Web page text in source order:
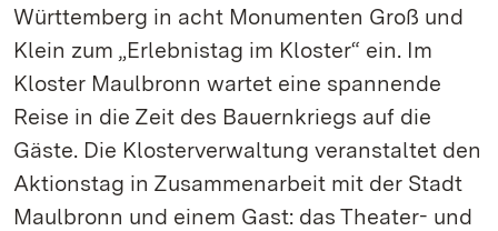
Württemberg in acht Monumenten Groß und
Klein zum „Erlebnistag im Kloster“ ein. Im
Kloster Maulbronn wartet eine spannende
Reise in die Zeit des Bauernkriegs auf die
Gäste. Die Klosterverwaltung veranstaltet den
Aktionstag in Zusammenarbeit mit der Stadt
Maulbronn und einem Gast: das Theater- und